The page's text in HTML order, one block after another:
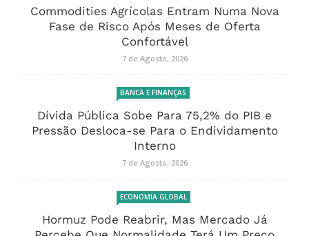
Commodities Agrícolas Entram Numa Nova
Fase de Risco Após Meses de Oferta
Confortável
7 de Agosto, 2026
BANCA E FINANÇAS
Dívida Pública Sobe Para 75,2% do PIB e
Pressão Desloca-se Para o Endividamento
Interno
7 de Agosto, 2026
ECONOMIA GLOBAL
Hormuz Pode Reabrir, Mas Mercado Já